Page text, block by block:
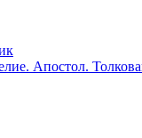
Апостол.